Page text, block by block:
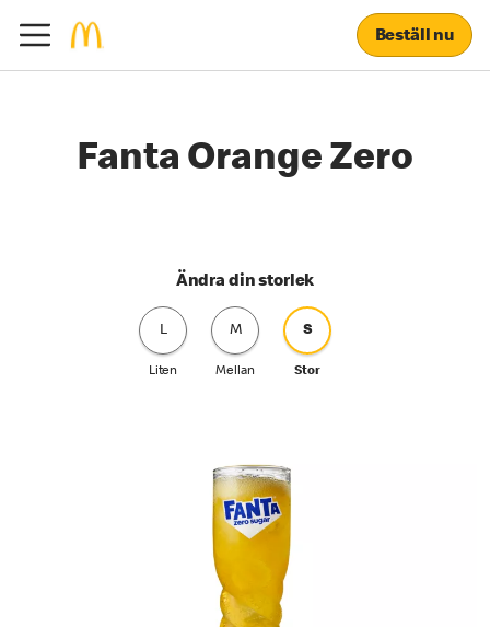
Beställ nu
Fanta Orange Zero
Ändra din storlek
L
Liten
M
Mellan
S
Stor